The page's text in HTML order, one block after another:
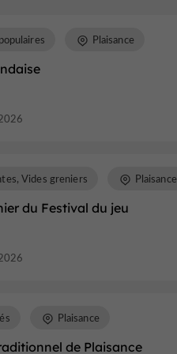
Plaisance
du Festival du jeu
Vides greniers Plaisance
de Plaisance
Plaisance